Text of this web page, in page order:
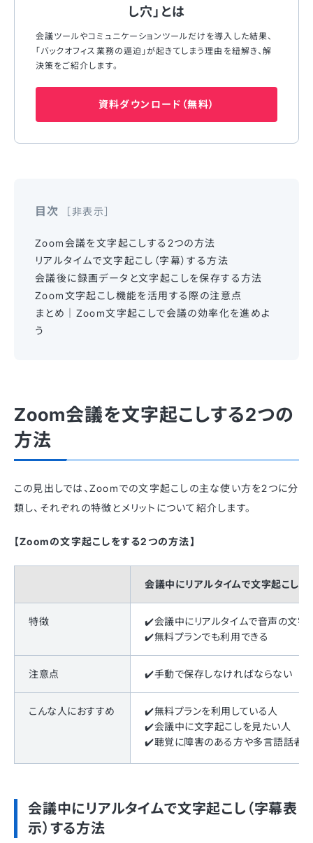
し穴」とは
会議ツールやコミュニケーションツールだけを導入した結果、
「バックオフィス業務の逼迫」が起きてしまう理由を紐解き、解
決策をご紹介します。
資料ダウンロード（無料）
目次 非表示
Zoom会議を文字起こしする2つの方法
リアルタイムで文字起こし（字幕）する方法
会議後に録画データと文字起こしを保存する方法
Zoom文字起こし機能を活用する際の注意点
まとめ｜Zoom文字起こしで会議の効率化を進めよ
う
Zoom会議を文字起こしする2つの
方法
この見出しでは、Zoomでの文字起こしの主な使い方を2つに分
類し、それぞれの特徴とメリットについて紹介します。
【Zoomの文字起こしをする2つの方法】
会議中にリアルタイムで文字起こしす
特徴
✔️会議中にリアルタイムで音声の文字
✔️無料プランでも利用できる
注意点 ✔️手動で保存しなければならない
こんな人におすすめ
✔️無料プランを利用している人
✔️会議中に文字起こしを見たい人
✔️聴覚に障害のある方や多言語話者
会議中にリアルタイムで文字起こし（字幕表
示）する方法